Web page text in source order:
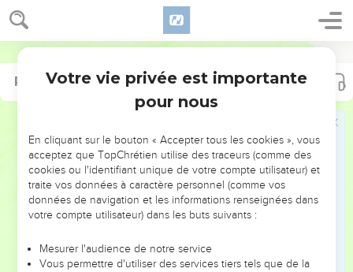
NE MANQUEZ PAS L’ÉVÉNEMENT
DE L’ANNÉE !
ET SI LEURS ERREURS POUVAIENT VOUS ÉVITER LES
VOTRES ?
leur foi ou leur vision. Mais on voit moins les doutes, les erreurs
et les saisons difficiles qu'ils ont traversés, alors même que ce
Psaumes 90
Psaumes 102
Votre vie privée est importante
pour nous
En cliquant sur le bouton « Accepter tous les cookies », vous
acceptez que TopChrétien utilise des traceurs (comme des
cookies ou l'identifiant unique de votre compte utilisateur) et
traite vos données à caractère personnel (comme vos
données de navigation et les informations renseignées dans
votre compte utilisateur) dans les buts suivants :
Mesurer l'audience de notre service
Vous permettre d'utiliser des services tiers tels que de la